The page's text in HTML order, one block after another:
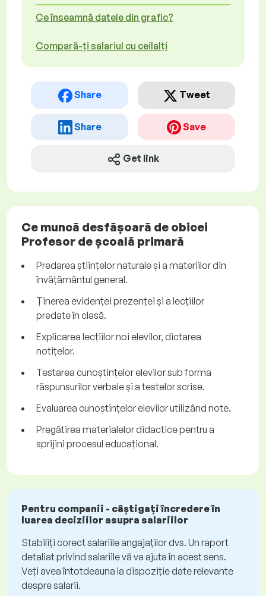
Ce înseamnă datele din grafic?
Compară-ți salariul cu ceilalți
Share Tweet
Share Save
Get link
Ce muncă desfășoară de obicei
Profesor de școală primară
Predarea științelor naturale și a materiilor din
învățământul general.
Ținerea evidenței prezenței și a lecțiilor
predate în clasă.
Explicarea lecțiilor noi elevilor, dictarea
notițelor.
Testarea cunoștințelor elevilor sub forma
răspunsurilor verbale și a testelor scrise.
Evaluarea cunoștințelor elevilor utilizând note.
Pregătirea materialelor didactice pentru a
sprijini procesul educațional.
Pentru companii - câștigați încredere în
luarea deciziilor asupra salariilor
Stabiliți corect salariile angajaților dvs. Un raport
detaliat privind salariile vă va ajuta în acest sens.
Veți avea întotdeauna la dispoziție date relevante
despre salarii.